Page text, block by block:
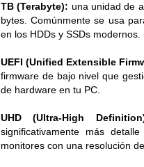
TB (Terabyte): una unidad de
bytes. Comúnmente se usa
en los HDDs y SSDs modernos.
UEFI (Unified Extensible
firmware de bajo nivel que
de hardware en tu PC.
UHD (Ultra-High
significativamente más
monitores con una resolución
JUN
La
Llevando la
con lentes